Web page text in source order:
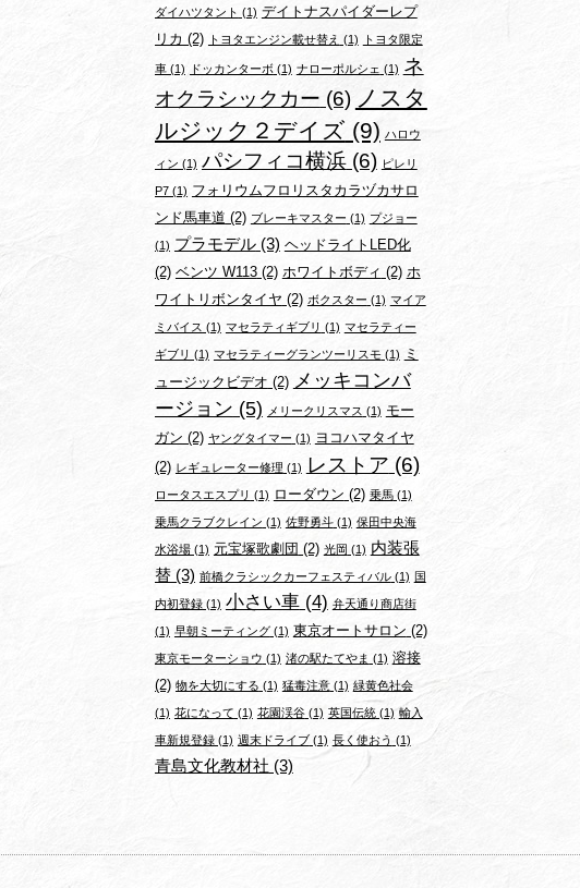
ダイハツタント (1) デイトナスパイダーレプ
リカ (2) トヨタエンジン載せ替え (1) トヨタ限定
車 (1) ドッカンターボ(1) ナローポルシェ (1) ネ
オクラシックカー (6) ノスタ
ルジック２デイズ (9) ハロウ
ィン (1) パシフィコ横浜(6) ピレリ
P7(1) フォリウムフロリスタカラヅカサロ
ンド馬車道 (2) ブレーキマスター (1) プジョー
(1) プラモデル(3) ヘッドライトLED化
(2) ベンツ W113(2) ホワイトボディ (2) ホ
ワイトリボンタイヤ (2) ボクスター (1) マイア
ミバイス (1) マセラティギブリ (1) マセラティー
ギブリ (1) マセラティーグランツーリスモ(1)
ミ
ュージックビデオ (2) メッキコンバ
ージョン (5) メリークリスマス (1) モー
ガン (2) ヤングタイマー (1) ヨコハマタイヤ
(2) レギュレーター修理 (1) レストア (6)
ロータスエスプリ (1) ローダウン (2) 乗馬(1)
乗馬クラブクレイン (1) 佐野勇斗(1) 保田中央海
水浴場(1) 元宝塚歌劇団 (2) 光岡 (1) 内装張
替 (3) 前橋クラシックカーフェスティバル(1) 国
内初登録(1) 小さい車(4) 弁天通り商店街
(1) 早朝ミーティング(1) 東京オートサロン (2)
東京モーターショウ (1) 渚の駅たてやま (1) 溶接
(2) 物を大切にする (1) 猛毒注意(1) 緑黄色社会
(1) 花になって (1) 花園渓谷(1) 英国伝統 (1) 輸入
車新規登録(1) 週末ドライブ(1) 長く使おう (1)
青島文化教材社 (3)